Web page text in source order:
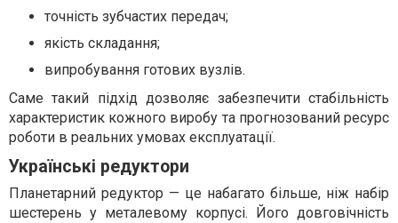
точність зубчастих передач;
якість складання;
випробування готових вузлів.
Саме такий підхід дозволяє забезпечити стабільність
характеристик кожного виробу та прогнозований ресурс
роботи в реальних умовах експлуатації.
Українські редуктори
Планетарний редуктор — це набагато більше, ніж набір
шестерень у металевому корпусі. Його довговічність